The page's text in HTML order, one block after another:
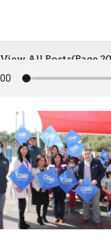
View All Posts(Page